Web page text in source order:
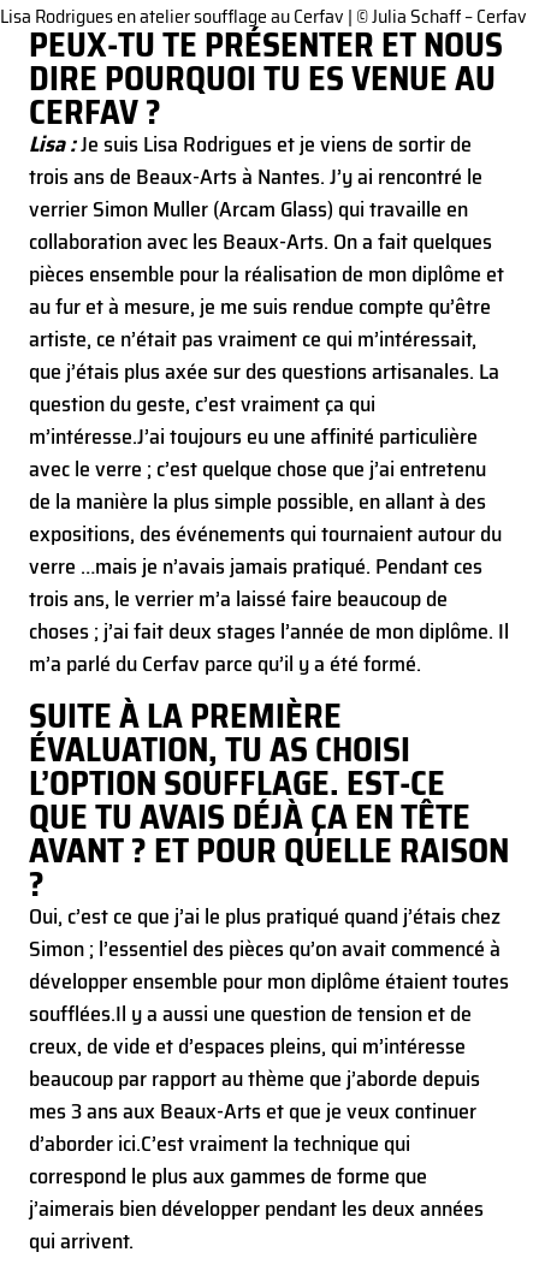
Lisa Rodrigues en atelier soufflage au Cerfav | © Julia Schaff – Cerfav
PEUX-TU TE PRÉSENTER ET NOUS
DIRE POURQUOI TU ES VENUE AU
CERFAV ?
Lisa :Je suis Lisa Rodrigues et je viens de sortir de
trois ans de Beaux-Arts à Nantes. J’y ai rencontré le
verrier Simon Muller (Arcam Glass) qui travaille en
collaboration avec les Beaux-Arts. On a fait quelques
pièces ensemble pour la réalisation de mon diplôme et
au fur et à mesure, je me suis rendue compte qu’être
artiste, ce n’était pas vraiment ce qui m’intéressait,
que j’étais plus axée sur des questions artisanales. La
question du geste, c’est vraiment ça qui
m’intéresse.J’ai toujours eu une affinité particulière
avec le verre ; c’est quelque chose que j’ai entretenu
de la manière la plus simple possible, en allant à des
expositions, des événements qui tournaient autour du
verre …mais je n’avais jamais pratiqué. Pendant ces
trois ans, le verrier m’a laissé faire beaucoup de
choses ; j’ai fait deux stages l’année de mon diplôme. Il
m’a parlé du Cerfav parce qu’il y a été formé.
SUITE À LA PREMIÈRE
ÉVALUATION, TU AS CHOISI
L’OPTION SOUFFLAGE. EST-CE
QUE TU AVAIS DÉJÀ ÇA EN TÊTE
AVANT ? ET POUR QUELLE RAISON
?
Oui, c’est ce que j’ai le plus pratiqué quand j’étais chez
Simon ; l’essentiel des pièces qu’on avait commencé à
développer ensemble pour mon diplôme étaient toutes
soufflées.Il y a aussi une question de tension et de
creux, de vide et d’espaces pleins, qui m’intéresse
beaucoup par rapport au thème que j’aborde depuis
mes 3 ans aux Beaux-Arts et que je veux continuer
d’aborder ici.C’est vraiment la technique qui
correspond le plus aux gammes de forme que
j’aimerais bien développer pendant les deux années
qui arrivent.